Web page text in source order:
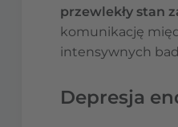
przewlekły stan
komunikację
intensywnych
Depresja